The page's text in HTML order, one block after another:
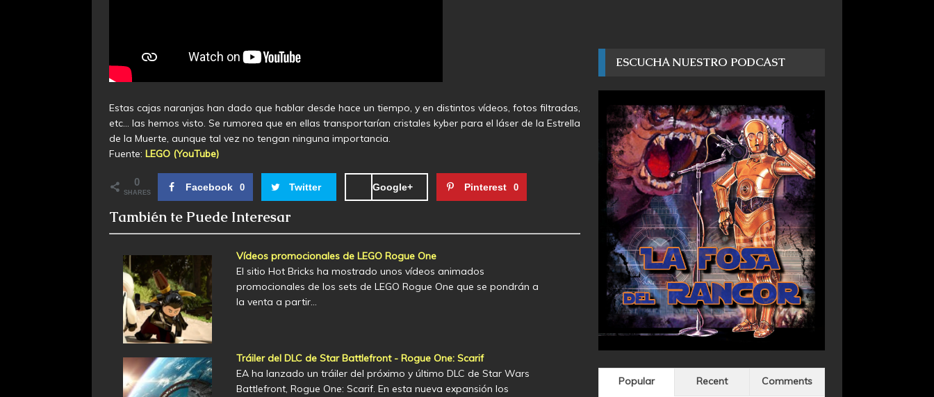
Estas cajas naranjas han dado que hablar desde hace un tiempo, y en distintos vídeos, fotos filtradas,
etc… las hemos visto. Se rumorea que en ellas transportarían cristales kyber para el láser de la Estrella
de la Muerte, aunque tal vez no tengan ninguna importancia.
Fuente: LEGO (YouTube)
0
SHARES Facebook 0 Twitter Google+ Pinterest 0
También te Puede Interesar
Vídeos promocionales de LEGO Rogue One
El sitio Hot Bricks ha mostrado unos vídeos animados
promocionales de los sets de LEGO Rogue One que se pondrán a
la venta a partir…
Tráiler del DLC de Star Battlefront - Rogue One: Scarif
EA ha lanzado un tráiler del próximo y último DLC de Star Wars
Battlefront, Rogue One: Scarif. En esta nueva expansión los
ESCUCHA NUESTRO PODCAST
Popular Recent Comments